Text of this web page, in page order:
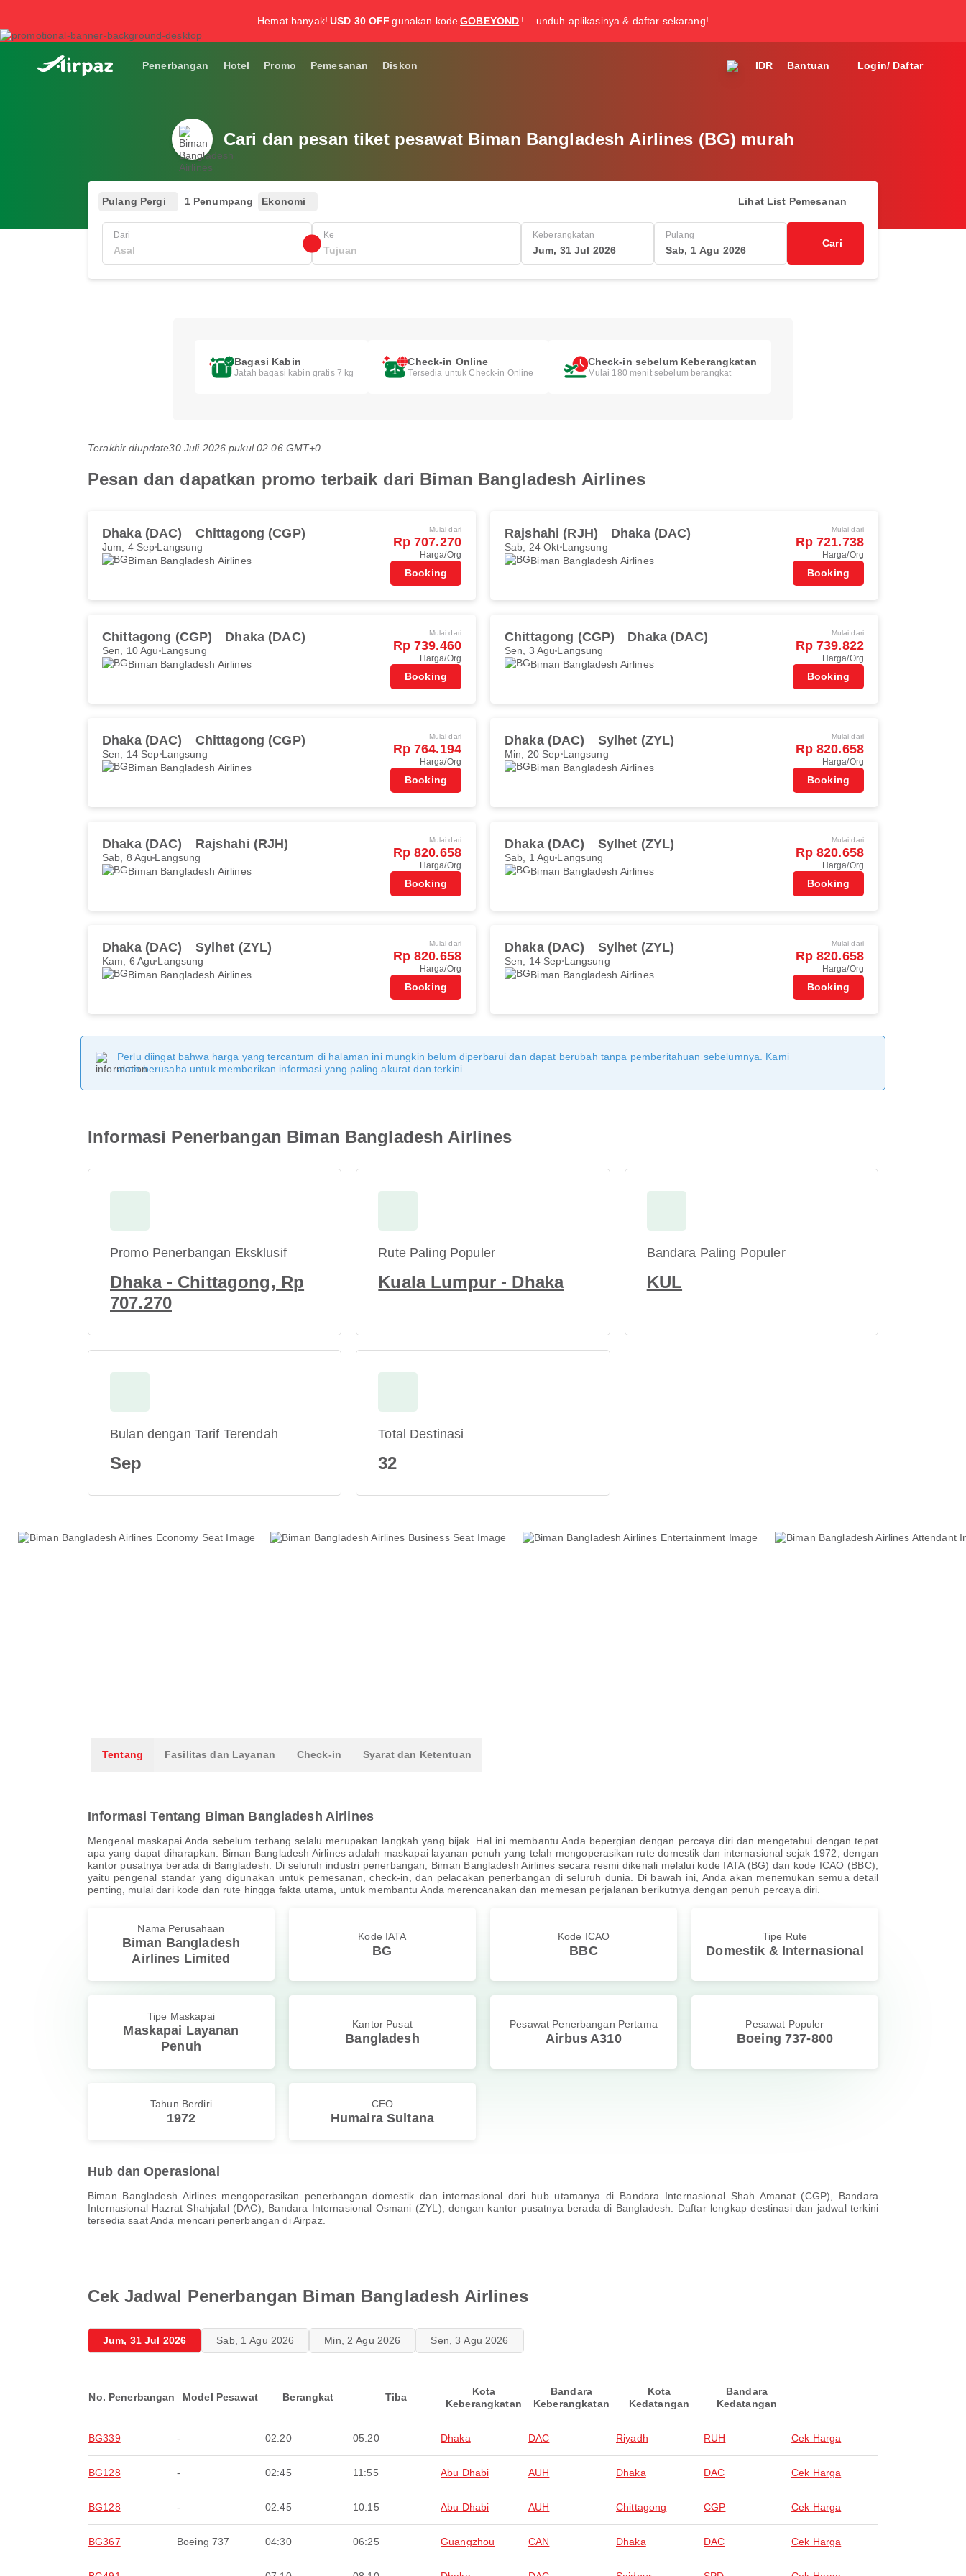
Hemat banyak! USD 30 OFF gunakan kodeGOBEYOND ! – unduh aplikasinya & daftar sekarang!
Penerbangan Hotel Promo Pemesanan Diskon IDR Bantuan Login/ Daftar
Cari dan pesan tiket pesawat Biman Bangladesh Airlines (BG) murah
Pulang Pergi 1 Penumpang Ekonomi Lihat List Pemesanan
Dari Ke Keberangkatan
Jum, 31 Jul 2026
Pulang
Sab, 1 Agu 2026
Cari
Bagasi Kabin
Jatah bagasi kabin gratis 7 kg
Check-in Online
Tersedia untuk Check-in Online
Check-in sebelum Keberangkatan
Mulai 180 menit sebelum berangkat
Terakhir diupdate30 Juli 2026 pukul 02.06 GMT+0
Pesan dan dapatkan promo terbaik dari Biman Bangladesh Airlines
Dhaka (DAC) Chittagong (CGP)
Jum, 4 Sep Langsung
Biman Bangladesh Airlines
Mulai dari
Rp 707.270
Harga/Org
Booking
Rajshahi (RJH) Dhaka (DAC)
Sab, 24 Okt Langsung
Biman Bangladesh Airlines
Mulai dari
Rp 721.738
Harga/Org
Booking
Chittagong (CGP) Dhaka (DAC)
Sen, 10 Agu Langsung
Biman Bangladesh Airlines
Mulai dari
Rp 739.460
Harga/Org
Booking
Chittagong (CGP) Dhaka (DAC)
Sen, 3 Agu Langsung
Biman Bangladesh Airlines
Mulai dari
Rp 739.822
Harga/Org
Booking
Dhaka (DAC) Chittagong (CGP)
Sen, 14 Sep Langsung
Biman Bangladesh Airlines
Mulai dari
Rp 764.194
Harga/Org
Booking
Dhaka (DAC) Sylhet (ZYL)
Min, 20 Sep Langsung
Biman Bangladesh Airlines
Mulai dari
Rp 820.658
Harga/Org
Booking
Dhaka (DAC) Rajshahi (RJH)
Sab, 8 Agu Langsung
Biman Bangladesh Airlines
Mulai dari
Rp 820.658
Harga/Org
Booking
Dhaka (DAC) Sylhet (ZYL)
Sab, 1 Agu Langsung
Biman Bangladesh Airlines
Mulai dari
Rp 820.658
Harga/Org
Booking
Dhaka (DAC) Sylhet (ZYL)
Kam, 6 Agu Langsung
Biman Bangladesh Airlines
Mulai dari
Rp 820.658
Harga/Org
Booking
Dhaka (DAC) Sylhet (ZYL)
Sen, 14 Sep Langsung
Biman Bangladesh Airlines
Mulai dari
Rp 820.658
Harga/Org
Booking
Perlu diingat bahwa harga yang tercantum di halaman ini mungkin belum diperbarui dan dapat berubah tanpa pemberitahuan sebelumnya. Kami
akan berusaha untuk memberikan informasi yang paling akurat dan terkini.
Informasi Penerbangan Biman Bangladesh Airlines
Promo Penerbangan Eksklusif
Dhaka - Chittagong, Rp
707.270
Rute Paling Populer
Kuala Lumpur - Dhaka
Bandara Paling Populer
KUL
Bulan dengan Tarif Terendah
Sep
Total Destinasi
32
Tentang Fasilitas dan Layanan Check-in Syarat dan Ketentuan
Informasi Tentang Biman Bangladesh Airlines
Mengenal maskapai Anda sebelum terbang selalu merupakan langkah yang bijak. Hal ini membantu Anda bepergian dengan percaya diri dan mengetahui dengan tepat
apa yang dapat diharapkan. Biman Bangladesh Airlines adalah maskapai layanan penuh yang telah mengoperasikan rute domestik dan internasional sejak 1972, dengan
kantor pusatnya berada di Bangladesh. Di seluruh industri penerbangan, Biman Bangladesh Airlines secara resmi dikenali melalui kode IATA (BG) dan kode ICAO (BBC),
yaitu pengenal standar yang digunakan untuk pemesanan, check-in, dan pelacakan penerbangan di seluruh dunia. Di bawah ini, Anda akan menemukan semua detail
penting, mulai dari kode dan rute hingga fakta utama, untuk membantu Anda merencanakan dan memesan perjalanan berikutnya dengan penuh percaya diri.
Nama Perusahaan
Biman Bangladesh
Airlines Limited
Kode IATA
BG
Kode ICAO
BBC
Tipe Rute
Domestik & Internasional
Tipe Maskapai
Maskapai Layanan
Penuh
Kantor Pusat
Bangladesh
Pesawat Penerbangan Pertama
Airbus A310
Pesawat Populer
Boeing 737-800
Tahun Berdiri
1972
CEO
Humaira Sultana
Hub dan Operasional
Biman Bangladesh Airlines mengoperasikan penerbangan domestik dan internasional dari hub utamanya di Bandara Internasional Shah Amanat (CGP), Bandara
Internasional Hazrat Shahjalal (DAC), Bandara Internasional Osmani (ZYL), dengan kantor pusatnya berada di Bangladesh. Daftar lengkap destinasi dan jadwal terkini
tersedia saat Anda mencari penerbangan di Airpaz.
Cek Jadwal Penerbangan Biman Bangladesh Airlines
Jum, 31 Jul 2026 Sab, 1 Agu 2026 Min, 2 Agu 2026 Sen, 3 Agu 2026
No. Penerbangan Model Pesawat Berangkat Tiba
Kota
Keberangkatan
Bandara
Keberangkatan
Kota
Kedatangan
Bandara
Kedatangan
BG339 - 02:20 05:20 Dhaka DAC Riyadh RUH Cek Harga
BG128 - 02:45 11:55 Abu Dhabi AUH Dhaka DAC Cek Harga
BG128 - 02:45 10:15 Abu Dhabi AUH Chittagong CGP Cek Harga
BG367 Boeing 737 04:30 06:25 Guangzhou CAN Dhaka DAC Cek Harga